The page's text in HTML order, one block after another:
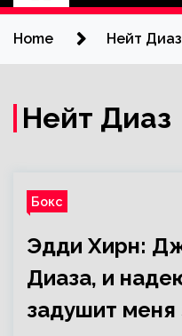
Home Нейт Диаз
Нейт Диаз
Бокс
Эдди Хирн:
Диаза, и
задушит меня